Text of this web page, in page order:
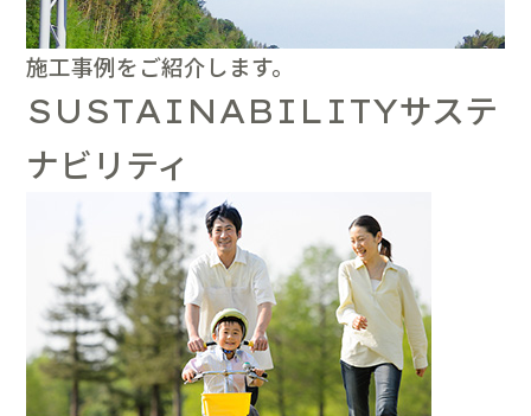
施工事例をご紹介します。
SUSTAINABILITYサステ
ナビリティ